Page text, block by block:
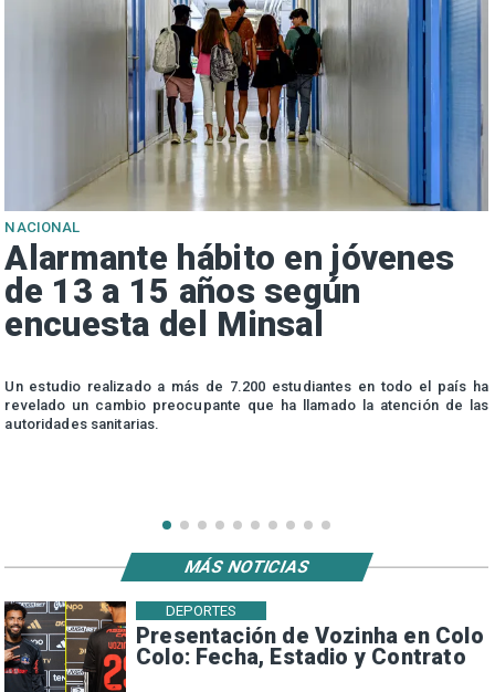
NACIONAL
Alarmante hábito en jóvenes
de 13 a 15 años según
encuesta del Minsal
Un estudio realizado a más de 7.200 estudiantes en todo el país ha
revelado un cambio preocupante que ha llamado la atención de las
autoridades sanitarias.
Presentación de Vozinha en Colo
Colo: Fecha, Estadio y Contrato
DEPORTES
MÁS NOTICIAS